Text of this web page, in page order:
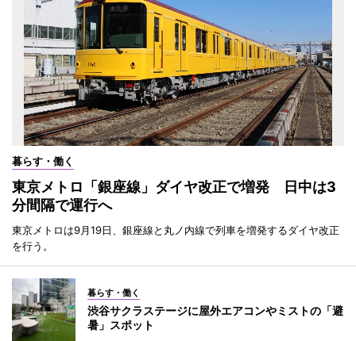
暮らす・働く
東京メトロ「銀座線」ダイヤ改正で増発 日中は3
分間隔で運行へ
東京メトロは9月19日、銀座線と丸ノ内線で列車を増発するダイヤ改正
を行う。
暮らす・働く
渋谷サクラステージに屋外エアコンやミストの「避
暑」スポット